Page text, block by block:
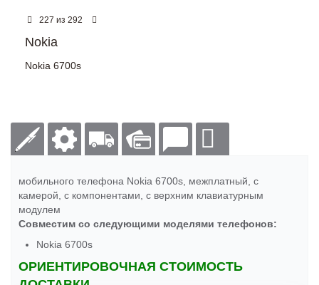
227 из 292
Nokia
Nokia 6700s
мобильного телефона Nokia 6700s, межплатный, с
камерой, с компонентами, с верхним клавиатурным
модулем
Совместим со следующими моделями телефонов:
Nokia 6700s
ОРИЕНТИРОВОЧНАЯ СТОИМОСТЬ